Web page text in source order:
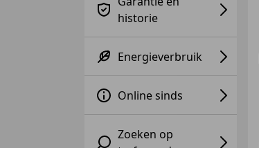
historie
Energieverbruik
Online sinds
Zoeken op